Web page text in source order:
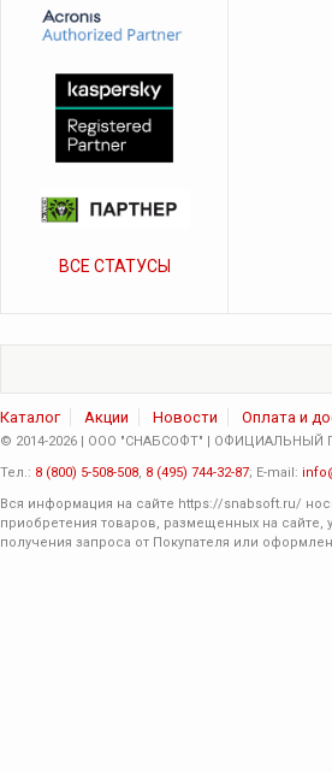
ВСЕ СТАТУСЫ
Каталог Акции Новости Оплата и
© 2014-2026 | ООО "СНАБСОФТ" | ОФИЦИАЛЬНЫЙ
Тел.: 8 (800) 5-508-508, 8 (495) 744-32-87; E-mail:
Вся информация на сайте https://snabsoft.ru/
приобретения товаров, размещенных на сайте,
получения запроса от Покупателя или